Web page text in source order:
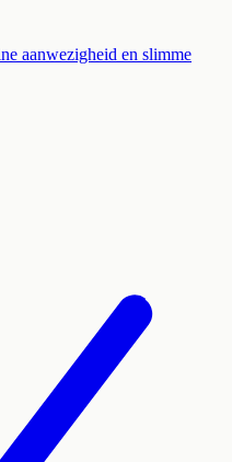
aanwezigheid en slimme